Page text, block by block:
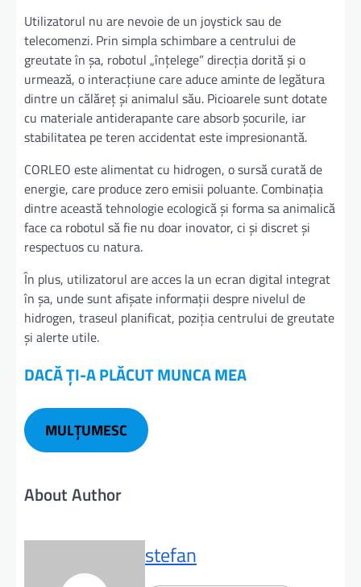
Utilizatorul nu are nevoie de un joystick sau de
telecomenzi. Prin simpla schimbare a centrului de
greutate în șa, robotul „înțelege” direcția dorită și o
urmează, o interacțiune care aduce aminte de legătura
dintre un călăreț și animalul său. Picioarele sunt dotate
cu materiale antiderapante care absorb șocurile, iar
stabilitatea pe teren accidentat este impresionantă.
CORLEO este alimentat cu hidrogen, o sursă curată de
energie, care produce zero emisii poluante. Combinația
dintre această tehnologie ecologică și forma sa animalică
face ca robotul să fie nu doar inovator, ci și discret și
respectuos cu natura.
În plus, utilizatorul are acces la un ecran digital integrat
în șa, unde sunt afișate informații despre nivelul de
hidrogen, traseul planificat, poziția centrului de greutate
și alerte utile.
DACĂ ȚI-A PLĂCUT MUNCA MEA
MULȚUMESC
About Author
stefan